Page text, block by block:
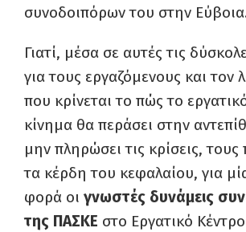
συνοδοιπόρων του στην
Γιατί, μέσα σε αυτές τις
για τους εργαζόμενους και τον
που κρίνεται το πώς το
κίνημα θα περάσει στην
μην πληρώσει τις κρίσεις, τους
τα κέρδη του κεφαλαίου, για
φορά οι γνωστές δυνάμεις
της ΠΑΣΚΕ στο Εργατικό